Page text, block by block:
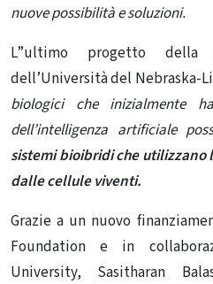
nuove possibilità e soluzioni.
L”ultimo progetto della
dell’Università del Nebraska-
biologici che inizialmente
dell’intelligenza artificiale
sistemi bioibridiche utilizzano
dalle cellule viventi.
Grazie a un nuovo
Foundation e in
University, Sasitharan